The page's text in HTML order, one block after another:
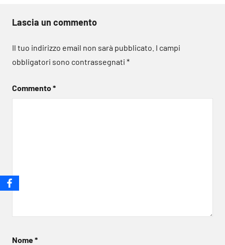
Lascia un commento
Il tuo indirizzo email non sarà pubblicato. I campi
obbligatori sono contrassegnati *
Commento*
Nome*